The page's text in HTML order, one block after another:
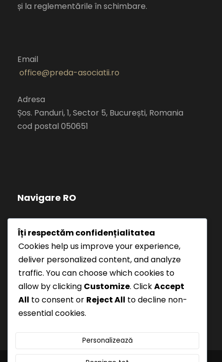
și la reglementările în schimbare.
Email
office@preda-asociatii.ro
Adresa
Șos. Panduri, 1, Sector 5, București, Romania
cod postal 050651
Navigare RO
Termeni și Condiții
Îți respectăm confidențialitatea
Cookies help us improve your experience,
deliver personalized content, and analyze
traffic. You can choose which cookies to
allow by clicking Customize. ClickAccept
All to consent or Reject All to decline non-
essential cookies.
Personalizează